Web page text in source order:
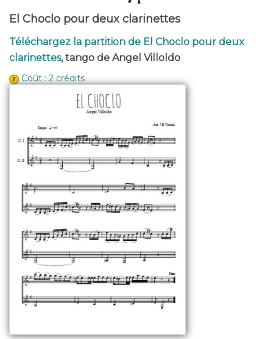
El Choclo pour deux clarinettes
Téléchargez la partition de El Choclo pour deux
clarinettes, tango de Angel Villoldo
Coût : 2 crédits